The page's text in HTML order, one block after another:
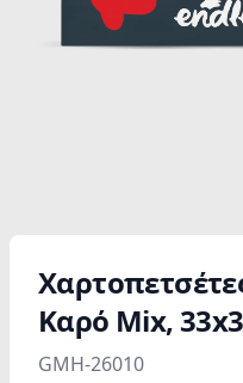
Καρό Mix,
Product information
GMH-26010